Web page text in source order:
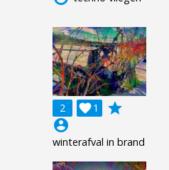
2 1

grade
account_circle
winterafval in brand